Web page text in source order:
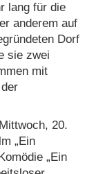
lang für die
anderem auf
Dorf
sie zwei
mit
20.
„Ein
„Ein